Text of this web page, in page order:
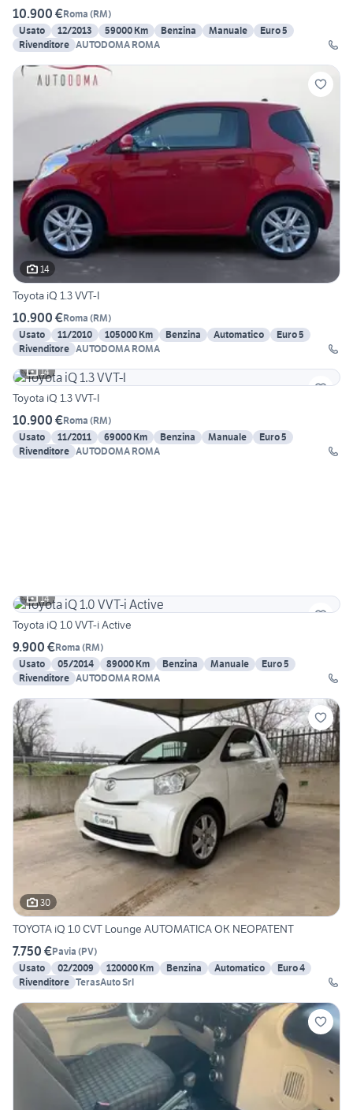
10.900 €Roma (RM)
Usato
12/2013 59000 Km Benzina Manuale
Euro 5
Rivenditore AUTODOMA ROMA
14
Toyota iQ 1.3 VVT-I
10.900 €Roma (RM)
Usato
11/2010 105000 Km Benzina Automatico
Euro 5
Rivenditore AUTODOMA ROMA
14
Toyota iQ 1.3 VVT-I
10.900 €Roma (RM)
Usato
11/2011 69000 Km Benzina Manuale
Euro 5
Rivenditore AUTODOMA ROMA
14
Toyota iQ 1.0 VVT-i Active
9.900 €Roma (RM)
Usato
05/2014 89000 Km Benzina Manuale
Euro 5
Rivenditore AUTODOMA ROMA
30
TOYOTA iQ 1.0 CVT Lounge AUTOMATICA OK NEOPATENT
7.750 €Pavia (PV)
Usato
02/2009 120000 Km Benzina Automatico
Euro 4
Rivenditore TerasAuto Srl